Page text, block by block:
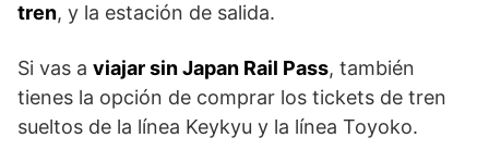
tren, y la estación de salida.
Si vas a viajar sin Japan Rail Pass, también
tienes la opción de comprar los tickets de tren
sueltos de la línea Keykyu y la línea Toyoko.